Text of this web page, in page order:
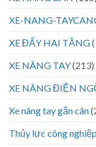
XE-NANG-
XE ĐẨY HAI TẦNG
XE NÂNG TAY(213)
XE NÂNG ĐIỆN
Xe nâng tay gắn cân
Thủy lực công nghiệp